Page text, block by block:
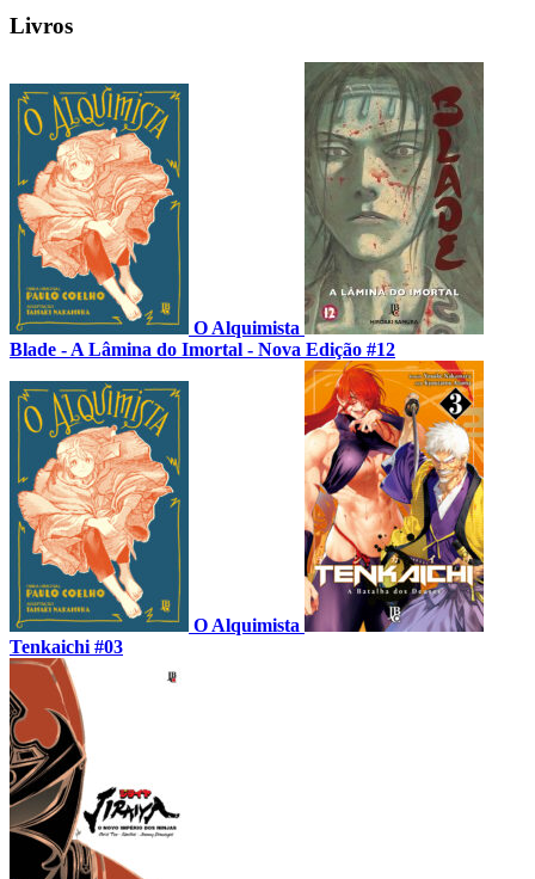
Livros
O Alquimista
Blade - A Lâmina do Imortal - Nova Edição #12
O Alquimista
Tenkaichi #03